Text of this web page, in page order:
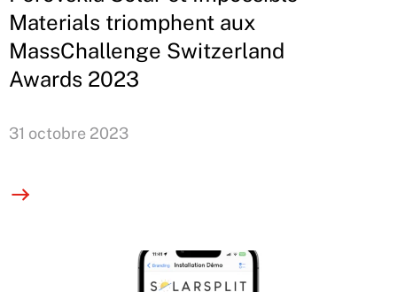
Materials triomphent aux
MassChallenge Switzerland
Awards 2023
31 octobre 2023